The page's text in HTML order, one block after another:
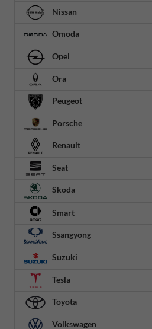
Nissan
Omoda
Opel
Ora
Peugeot
Porsche
Renault
Seat
Skoda
Smart
Ssangyong
Suzuki
Tesla
Toyota
Volkswagen